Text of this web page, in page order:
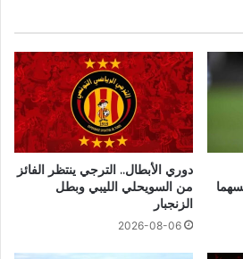
دوري الأبطال.. الترجي ينتظر الفائز
من السويحلي الليبي وبطل
الزنجبار
2026-08-06